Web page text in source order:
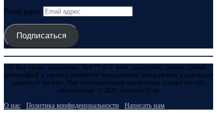
Email адрес
Подписаться
© Все права защищены. Все ™ и © всех продуктов, знаков, статей,
фотографий и прочих атрибутов принадлежат авторам или владельцам
лицензий на них. При использовании материалов ссылка на сайт
обязательна. © 2025 evmenov37.ru
О нас Политика конфиденциальности Написать нам